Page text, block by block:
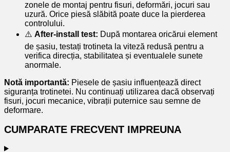
zonele de montaj pentru fisuri, deformări, jocuri sau
uzură. Orice piesă slăbită poate duce la pierderea
controlului.
⚠️ After-install test: După montarea oricărui element
de șasiu, testați trotineta la viteză redusă pentru a
verifica direcția, stabilitatea și eventualele sunete
anormale.
Notă importantă: Piesele de șasiu influențează direct
siguranța trotinetei. Nu continuați utilizarea dacă observați
fisuri, jocuri mecanice, vibrații puternice sau semne de
deformare.
CUMPARATE FRECVENT IMPREUNA